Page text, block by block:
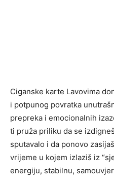
Ciganske karte Lavovima
i potpunog povratka
prepreka i emocionalnih
ti pruža priliku da se
sputavalo i da ponovo
vrijeme u kojem izlaziš iz
energiju, stabilnu,